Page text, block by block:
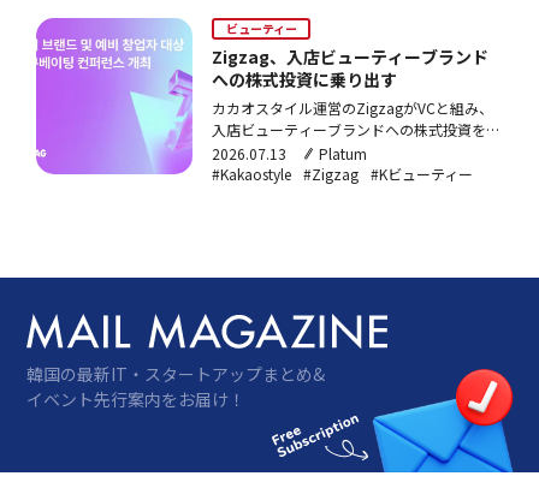
ビューティー
Zigzag、入店ビューティーブランド
への株式投資に乗り出す
カカオスタイル運営のZigzagがVCと組み、
入店ビューティーブランドへの株式投資を開
始。戦略的投資家として成長支援を担い、
20日にカカオ・パンギョアジトでカンファ
2026.07.13
Platum
#Kakaostyle #Zigzag #Kビューティー
韓国の最新IT・スタートアップまとめ&
イベント先行案内をお届け！